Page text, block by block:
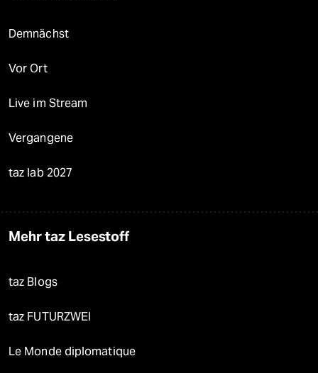
Demnächst
Vor Ort
Live im Stream
Vergangene
taz lab 2027
Mehr taz Lesestoff
taz Blogs
taz FUTURZWEI
Le Monde diplomatique